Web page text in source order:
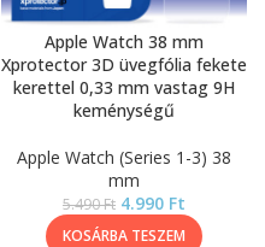
Apple Watch 38 mm
Xprotector 3D üvegfólia fekete
kerettel 0,33 mm vastag 9H
keménységű
Apple Watch (Series 1-3) 38
mm
5.490Ft 4.990 Ft
KOSÁRBA TESZEM